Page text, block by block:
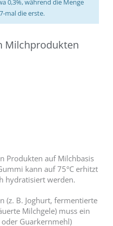
0,3%, während die Menge
mal die erste.
Milchprodukten
Produkten auf Milchbasis
kann auf 75°C erhitzt
hydratisiert werden.
(z. B. Joghurt, fermentierte
Milchgele) muss ein
oder Guarkernmehl)